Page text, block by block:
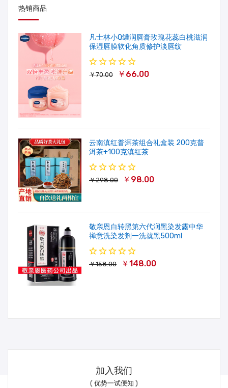
热销商品
凡士林小Q罐润唇膏玫瑰花蕊白桃滋润
保湿唇膜软化角质修护淡唇纹
￥70.00 ￥66.00
云南滇红普洱茶组合礼盒装 200克普
洱茶+100克滇红茶
￥298.00 ￥98.00
敬亲恩白转黑第六代润黑染发露中华
禅意洗染发剂一洗就黑500ml
￥158.00 ￥148.00
加入我们
( 优势一试便知 )